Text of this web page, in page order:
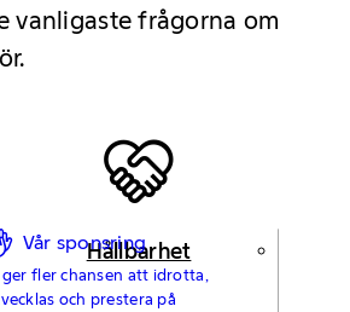
Vår sponsring
ger fler chansen att idrotta,
och prestera på
vanligaste frågorna om
Hållbarhet